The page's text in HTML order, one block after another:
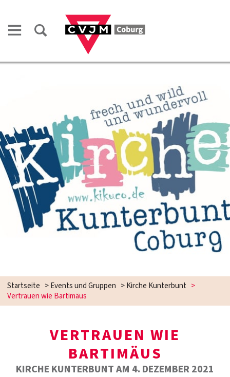
Startseite >Events und Gruppen >Kirche Kunterbunt >
Vertrauen wie Bartimäus
VERTRAUEN WIE
BARTIMÄUS
KIRCHE KUNTERBUNT AM 4. DEZEMBER 2021